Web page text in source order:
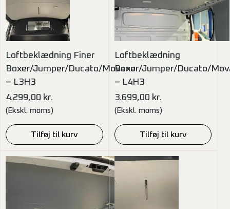
Loftbeklædning Finer
Boxer/Jumper/Ducato/Movano
– L3H3
4.299,00 kr.
(Ekskl. moms)
Tilføj til kurv
Loftbeklædning
Boxer/Jumper/Ducato/
– L4H3
3.699,00 kr.
(Ekskl. moms)
Tilføj til kurv